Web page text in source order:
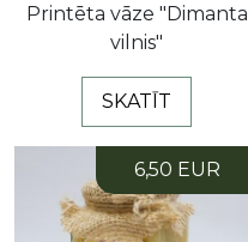
Printēta vāze "Dimanta
vilnis"
SKATĪT
6,50 EUR